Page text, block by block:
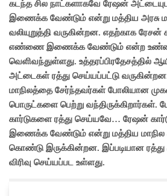
கடந்த சில நாட்களாகவே ரேஷன்
இணைக்க வேண்டும் என்று மத்திய அரசு
வலியுறுத்தி வருகின்றன. எதற்காக ரேசன்
எண்ணை இணைக்க வேண்டும் என்ற
வெளிவந்துள்ளது. உத்தரப்பிரதேசத்தில்
அட்டைகள் ரத்து செய்யப்பட்டு
மாநிலத்தை சேர்ந்தவர்கள் போலியான
பொருட்களை பெற்று வந்திருக்கிறார்கள்.
கார்டுகளை ரத்து செய்யவே… ரேஷன்
இணைக்க வேண்டும் என்று மத்திய மாநில
கொண்டு இருக்கின்றன. இப்படியான ரத்து
விரிவு செய்யப்பட உள்ளது.